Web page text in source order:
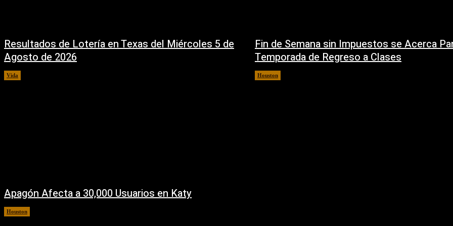
Resultados de Lotería en Texas del Miércoles 5 de
Agosto de 2026
Vida
Fin de Semana sin Impuestos se Acerca
Temporada de Regreso a Clases
Houston
Apagón Afecta a 30,000 Usuarios en Katy
Houston